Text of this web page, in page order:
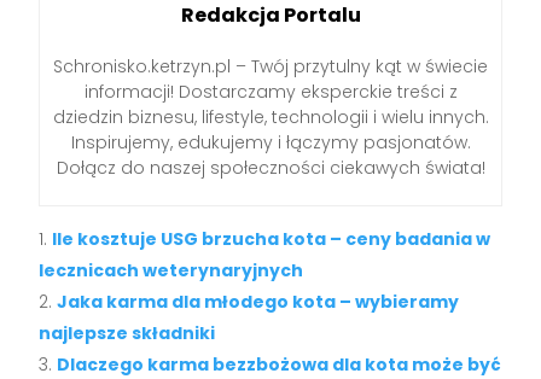
Redakcja Portalu
Schronisko.ketrzyn.pl – Twój przytulny kąt w świecie
informacji! Dostarczamy eksperckie treści z
dziedzin biznesu, lifestyle, technologii i wielu innych.
Inspirujemy, edukujemy i łączymy pasjonatów.
Dołącz do naszej społeczności ciekawych świata!
Ile kosztuje USG brzucha kota – ceny badania w
lecznicach weterynaryjnych
Jaka karma dla młodego kota – wybieramy
najlepsze składniki
Dlaczego karma bezzbożowa dla kota może być